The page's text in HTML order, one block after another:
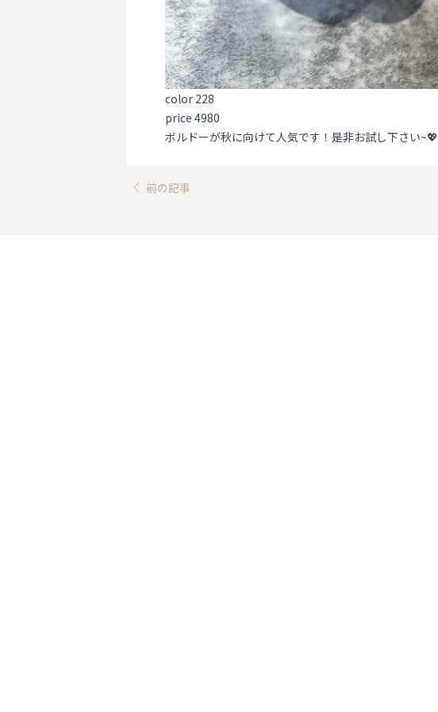
color 228
price 4980
ボルドーが秋に向けて人気です！是非お試し下さい~💖
前の記事